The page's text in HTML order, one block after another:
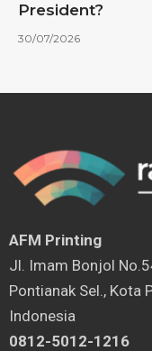
President?
30/07/2026
AFM Printing
⁠Jl. Imam Bonjol
Pontianak Sel., Kota
Indonesia
0812-5012-1216